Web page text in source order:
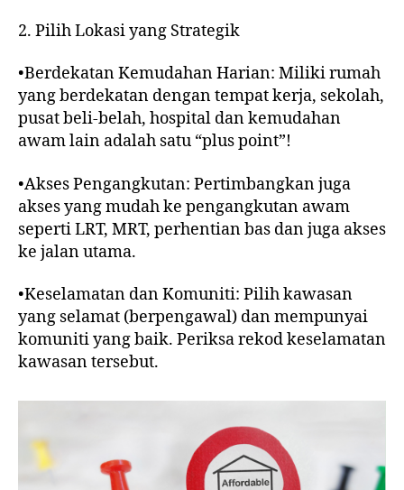
2. Pilih Lokasi yang Strategik
•Berdekatan Kemudahan Harian: Miliki rumah
yang berdekatan dengan tempat kerja, sekolah,
pusat beli-belah, hospital dan kemudahan
awam lain adalah satu “plus point”!
•Akses Pengangkutan: Pertimbangkan juga
akses yang mudah ke pengangkutan awam
seperti LRT, MRT, perhentian bas dan juga akses
ke jalan utama.
•Keselamatan dan Komuniti: Pilih kawasan
yang selamat (berpengawal) dan mempunyai
komuniti yang baik. Periksa rekod keselamatan
kawasan tersebut.